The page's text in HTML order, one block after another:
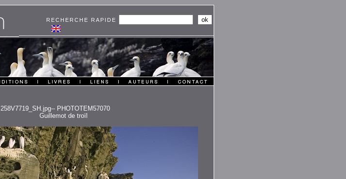
RECHERCHE RAPIDE
258V7719_SH.jpg-- PHOTOTEM57070
Guillemot de troïl